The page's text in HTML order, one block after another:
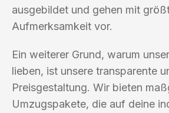
ausgebildet und gehen mit
Aufmerksamkeit vor.
Ein weiterer Grund, warum
lieben, ist unsere transparente
Preisgestaltung. Wir bieten
Umzugspakete, die auf deine